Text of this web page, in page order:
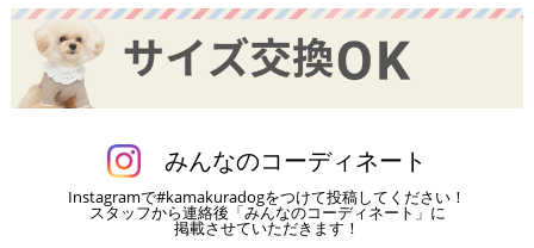
みんなのコーディネート
Instagramで#kamakuradogをつけて投稿してください！
スタッフから連絡後「みんなのコーディネート」に
掲載させていただきます！